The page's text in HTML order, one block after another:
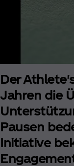
Der
Jahren die
Pausen
Initiative